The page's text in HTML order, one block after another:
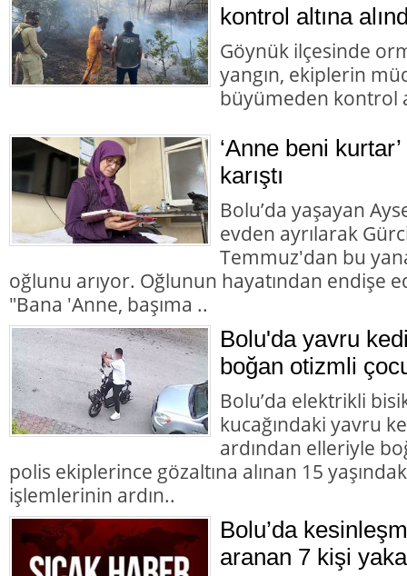
kontrol altına
Göynük ilçesinde
yangın, ekiplerin
büyümeden kontrol
‘Anne beni
karıştı
Bolu’da yaşayan
evden ayrılarak
Temmuz'dan bu
oğlunu arıyor. Oğlunun hayatından endişe
"Bana 'Anne, başıma ..
Bolu'da yavru
boğan otizmli
Bolu’da elektrikli
kucağındaki yavru
ardından elleriyle
polis ekiplerince gözaltına alınan 15
işlemlerinin ardın..
Bolu’da
aranan 7 kişi